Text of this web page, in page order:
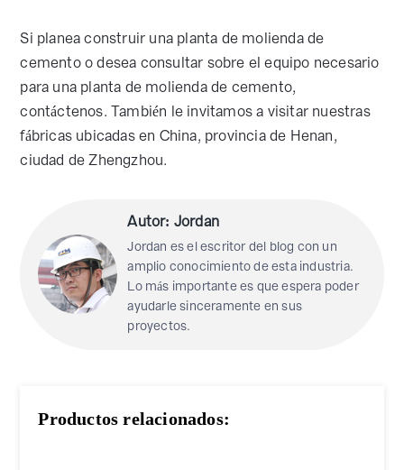
Si planea construir una planta de molienda de
cemento o desea consultar sobre el equipo necesario
para una planta de molienda de cemento,
contáctenos. También le invitamos a visitar nuestras
fábricas ubicadas en China, provincia de Henan,
ciudad de Zhengzhou.
Autor: Jordan
Jordan es el escritor del blog con un
amplio conocimiento de esta industria.
Lo más importante es que espera poder
ayudarle sinceramente en sus
proyectos.
Productos relacionados: